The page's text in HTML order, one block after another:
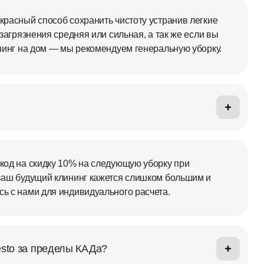
способ сохранить чистоту устранив легкие
средняя или сильная, а так же если вы
на дом — мы рекомендуем генеральную уборку.
на скидку 10% на следующую уборку при
будущий клининг кажется слишком большим и
с нами для индивидуального расчета.
за пределы КАДа?